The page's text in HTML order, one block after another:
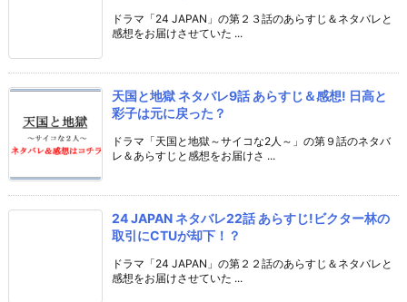
ドラマ「24 JAPAN」の第２３話のあらすじ＆ネタバレと
感想をお届けさせていた ...
天国と地獄 ネタバレ9話 あらすじ＆感想! 日高と
彩子は元に戻った？
ドラマ「天国と地獄～サイコな2人～」の第９話のネタバ
レ＆あらすじと感想をお届けさ ...
24 JAPAN ネタバレ22話 あらすじ!ビクター林の
取引にCTUが却下！？
ドラマ「24 JAPAN」の第２２話のあらすじ＆ネタバレと
感想をお届けさせていた ...